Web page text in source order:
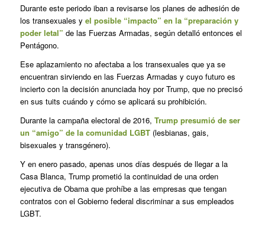
Durante este periodo iban a revisarse los planes de adhesión de
los transexuales y el posible “impacto” en la “preparación y
poder letal” de las Fuerzas Armadas, según detalló entonces el
Pentágono.
Ese aplazamiento no afectaba a los transexuales que ya se
encuentran sirviendo en las Fuerzas Armadas y cuyo futuro es
incierto con la decisión anunciada hoy por Trump, que no precisó
en sus tuits cuándo y cómo se aplicará su prohibición.
Durante la campaña electoral de 2016, Trump presumió de ser
un “amigo” de la comunidad LGBT(lesbianas, gais,
bisexuales y transgénero).
Y en enero pasado, apenas unos días después de llegar a la
Casa Blanca, Trump prometió la continuidad de una orden
ejecutiva de Obama que prohíbe a las empresas que tengan
contratos con el Gobierno federal discriminar a sus empleados
LGBT.